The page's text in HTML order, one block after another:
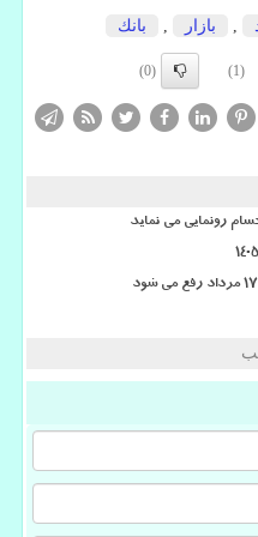
بازار بانك
(1)
(0)
رونمایی می نماید